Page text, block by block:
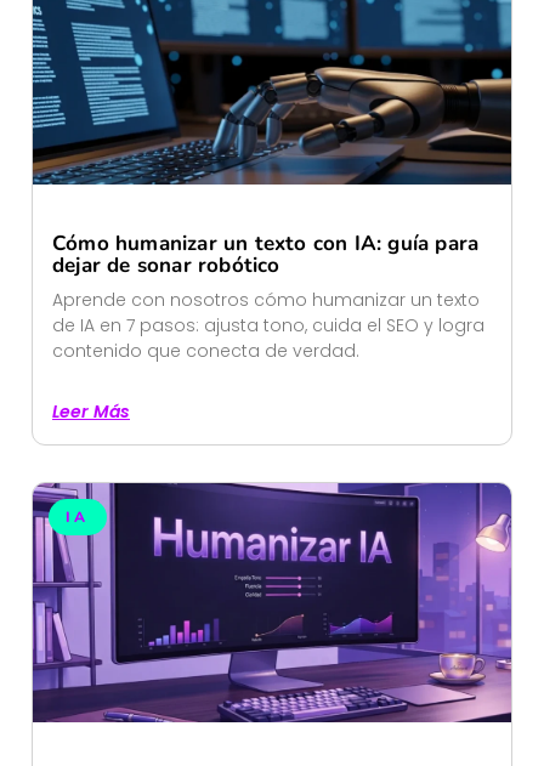
Cómo humanizar un texto con IA: guía para
dejar de sonar robótico
Aprende con nosotros cómo humanizar un texto
de IA en 7 pasos: ajusta tono, cuida el SEO y logra
contenido que conecta de verdad.
Leer Más
IA